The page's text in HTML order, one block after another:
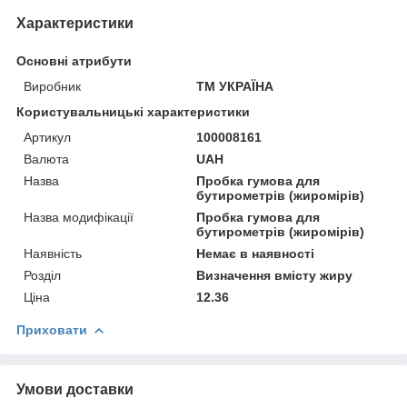
Характеристики
Основні атрибути
Виробник
ТМ УКРАЇНА
Користувальницькі характеристики
Артикул
100008161
Валюта
UAH
Назва
Пробка гумова для
бутирометрів (жиромірів)
Назва модифікації
Пробка гумова для
бутирометрів (жиромірів)
Наявність
Немає в наявності
Розділ
Визначення вмісту жиру
Ціна
12.36
Приховати
Умови доставки